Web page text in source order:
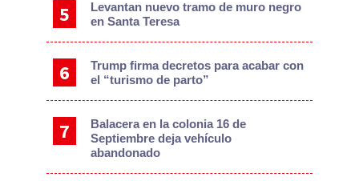
Levantan nuevo tramo de muro negro
en Santa Teresa
Trump firma decretos para acabar con
el “turismo de parto”
Balacera en la colonia 16 de
Septiembre deja vehículo
abandonado